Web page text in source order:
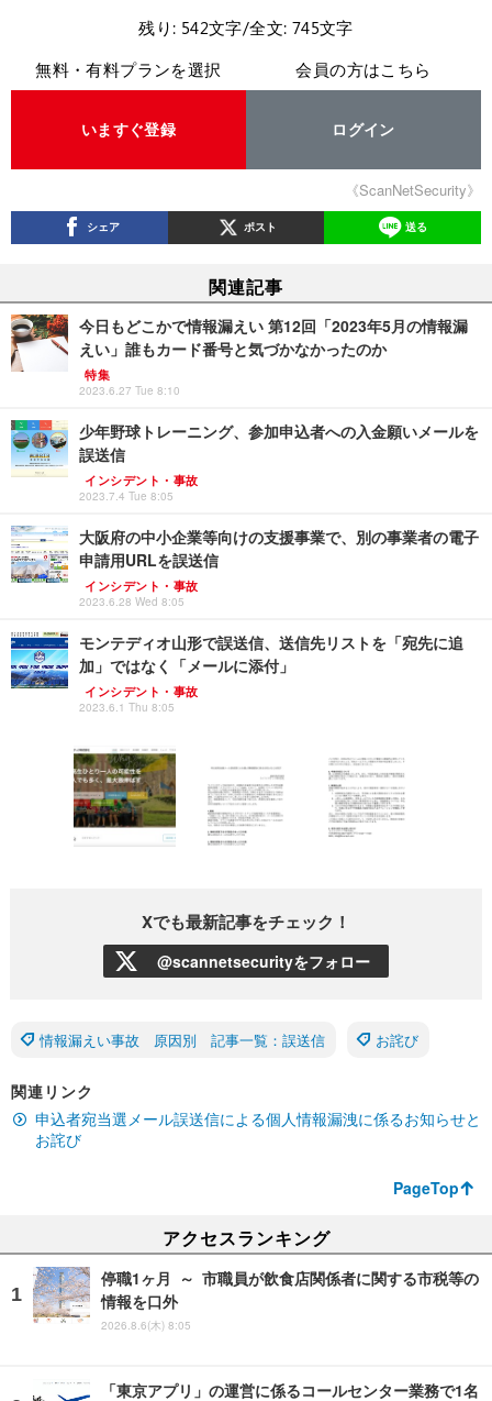
残り: 542文字/全文: 745文字
無料・有料プランを選択
いますぐ登録
会員の方はこちら
ログイン
《ScanNetSecurity》
シェア ポスト 送る
関連記事
今日もどこかで情報漏えい 第12回「2023年5月の情報漏
えい」誰もカード番号と気づかなかったのか
特集
2023.6.27 Tue 8:10
少年野球トレーニング、参加申込者への入金願いメールを
誤送信
インシデント・事故
2023.7.4 Tue 8:05
大阪府の中小企業等向けの支援事業で、別の事業者の電子
申請用URLを誤送信
インシデント・事故
2023.6.28 Wed 8:05
モンテディオ山形で誤送信、送信先リストを「宛先に追
加」ではなく「メールに添付」
インシデント・事故
2023.6.1 Thu 8:05
Xでも最新記事をチェック！
@scannetsecurityをフォロー
情報漏えい事故 原因別 記事一覧：誤送信 お詫び
関連リンク
申込者宛当選メール誤送信による個⼈情報漏洩に係るお知らせと
お詫び
PageTop
アクセスランキング
停職1ヶ月 ～ 市職員が飲食店関係者に関する市税等の
情報を口外
2026.8.6(木) 8:05
「東京アプリ」の運営に係るコールセンター業務で1名